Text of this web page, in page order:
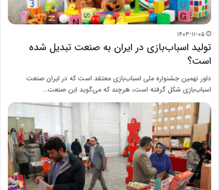
۱۴۰۳-۱۱-۰۵
تولید اسباب‌بازی در ایران به صنعت تبدیل شده
است؟
داور نهمین جشنواره ملی اسباب‌بازی معتقد است که در ایران صنعت
اسباب‌بازی شکل گرفته است،‌ هرچند که می‌گوید این صنعت…